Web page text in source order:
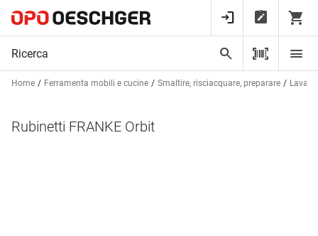
Home Ferramenta mobili e cucine Smaltire, risciacquare, preparare
Rubinetti FRANKE Orbit